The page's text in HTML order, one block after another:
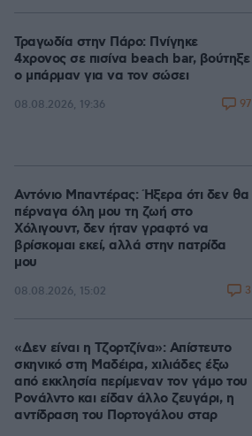
Τραγωδία στην Πάρο: Πνίγηκε
4χρονος σε πισίνα beach bar, βούτηξε
ο μπάρμαν για να τον σώσει
08.08.2026, 19:36 97
Αντόνιο Μπαντέρας: Ήξερα ότι δεν θα
πέρναγα όλη μου τη ζωή στο
Χόλιγουντ, δεν ήταν γραφτό να
βρίσκομαι εκεί, αλλά στην πατρίδα
μου
08.08.2026, 15:02 3
«Δεν είναι η Τζορτζίνα»: Απίστευτο
σκηνικό στη Μαδέιρα, χιλιάδες έξω
από εκκλησία περίμεναν τον γάμο του
Ρονάλντο και είδαν άλλο ζευγάρι, η
αντίδραση του Πορτογάλου σταρ